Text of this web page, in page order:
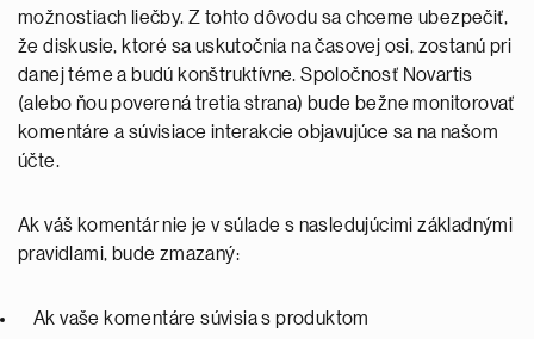
možnostiach liečby. Z tohto dôvodu sa chceme ubezpečiť,
že diskusie, ktoré sa uskutočnia na časovej osi, zostanú pri
danej téme a budú konštruktívne. Spoločnosť Novartis
(alebo ňou poverená tretia strana) bude bežne monitorovať
komentáre a súvisiace interakcie objavujúce sa na našom
účte.
Ak váš komentár nie je v súlade s nasledujúcimi základnými
pravidlami, bude zmazaný:
Ak vaše komentáre súvisia s produktom